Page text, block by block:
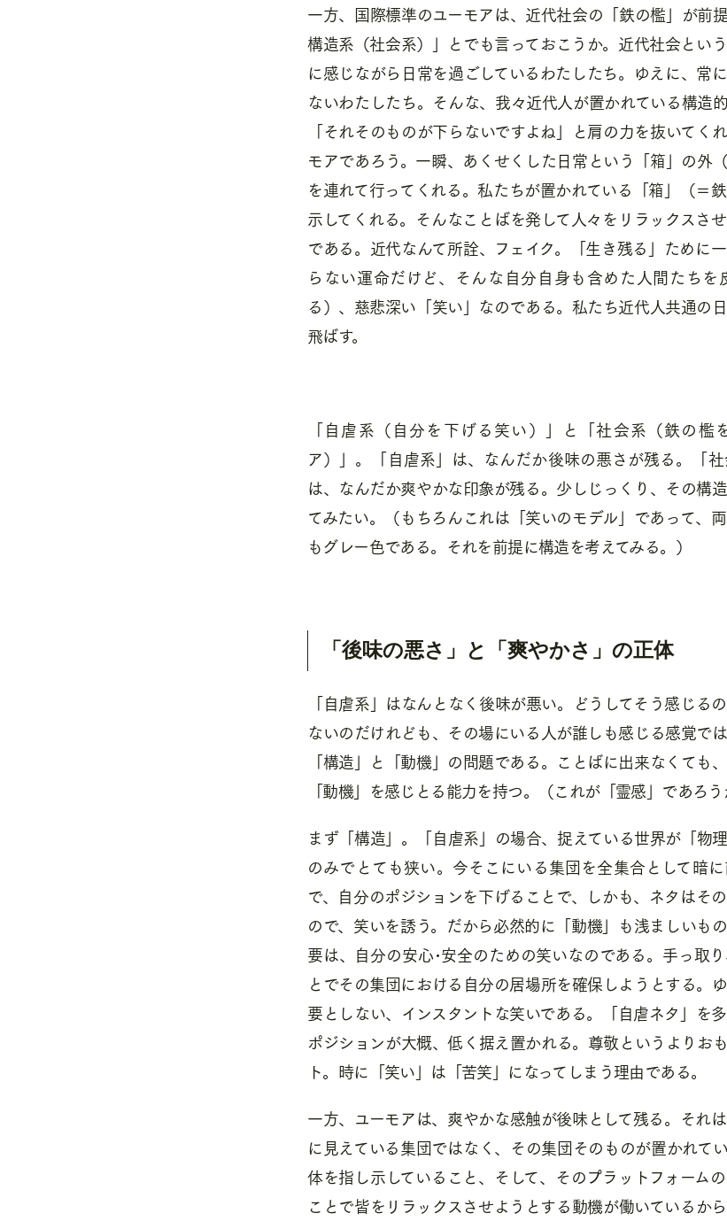
一方、国際標準のユーモアは、近代社会の「鉄の檻」が前
構造系（社会系）」とでも言っておこうか。近代社会とい
に感じながら日常を過ごしているわたしたち。ゆえに、常
ないわたしたち。そんな、我々近代人が置かれている構造
「それそのものが下らないですよね」と肩の力を抜いてく
モアであろう。一瞬、あくせくした日常という「箱」の外（
を連れて行ってくれる。私たちが置かれている「箱」（＝
示してくれる。そんなことばを発して人々をリラックスさ
である。近代なんて所詮、フェイク。「生き残る」ために
らない運命だけど、そんな自分自身も含めた人間たち
る）、慈悲深い「笑い」なのである。私たち近代人共通の
飛ばす。
「自虐系（自分を下げる笑い）」と「社会系（鉄の檻
ア）」。「自虐系」は、なんだか後味の悪さが残る。「社
は、なんだか爽やかな印象が残る。少しじっくり、その構
てみたい。（もちろんこれは「笑いのモデル」であって、
もグレー色である。それを前提に構造を考えてみる。）
「後味の悪さ」と「爽やかさ」の正体
「自虐系」はなんとなく後味が悪い。どうしてそう感じる
ないのだけれども、その場にいる人が誰しも感じる感覚で
「構造」と「動機」の問題である。ことばに出来なくても
「動機」を感じとる能力を持つ。（これが「霊感」であろう
まず「構造」。「自虐系」の場合、捉えている世界が「物
のみでとても狭い。今そこにいる集団を全集合として暗
で、自分のポジションを下げることで、しかも、ネタはそ
ので、笑いを誘う。だから必然的に「動機」も浅ましいも
要は、自分の安心･安全のための笑いなのである。手っ取
とでその集団における自分の居場所を確保しようとする。
要としない、インスタントな笑いである。「自虐ネタ」を
ポジションが大概、低く据え置かれる。尊敬というよりお
ト。時に「笑い」は「苦笑」になってしまう理由である。
一方、ユーモアは、爽やかな感触が後味として残る。それ
に見えている集団ではなく、その集団そのものが置かれて
体を指し示していること、そして、そのプラットフォーム
ことで皆をリラックスさせようとする動機が働いているか